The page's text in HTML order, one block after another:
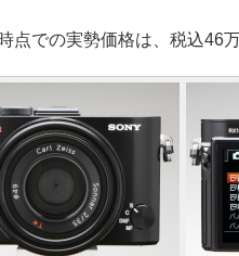
点での実勢価格は、税込46